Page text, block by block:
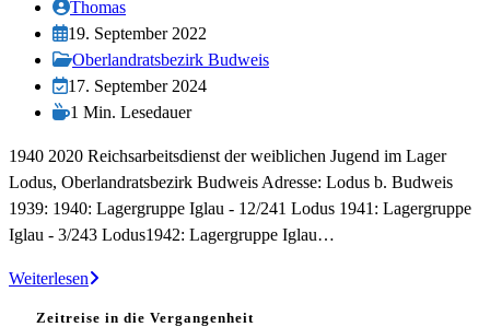
Beitrags-
Autor:
Thomas
Beitrag
veröffentlicht:
19. September 2022
Beitrags-
Kategorie:
Oberlandratsbezirk Budweis
Beitrag
zuletzt
am:
17. September 2024
Lesedauer:
1 Min. Lesedauer
1940 2020 Reichsarbeitsdienst der weiblichen Jugend im Lager
Lodus, Oberlandratsbezirk Budweis Adresse: Lodus b. Budweis
1939: 1940: Lagergruppe Iglau - 12/241 Lodus 1941: Lagergruppe
Iglau - 3/243 Lodus1942: Lagergruppe Iglau…
WeiterlesenRADwJ-
Zeitreise in die Vergangenheit